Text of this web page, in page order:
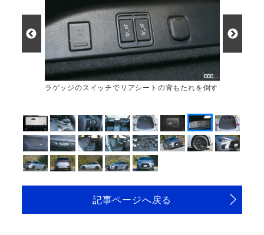
ラゲッジのスイッチでリアシートの背もたれを倒す
記事ページへ戻る